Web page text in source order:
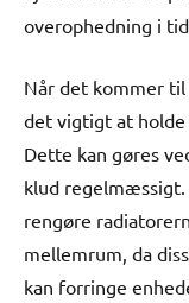
overophedning i
Når det kommer
det vigtigt at holde
Dette kan gøres
klud regelmæssigt.
rengøre
mellemrum, da
kan forringe